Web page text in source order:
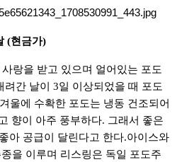
(현금가)
랑을 받고 있으며 얼어있는 포도
려간 날이 3일 이상되었을 때 포도
울에 수확한 포도는 냉동 건조되어
향이 아주 풍부하다. 그래서 좋은
아 공급이 달린다고 한다.아이스와
을 이루며 리스링은 독일 포도주